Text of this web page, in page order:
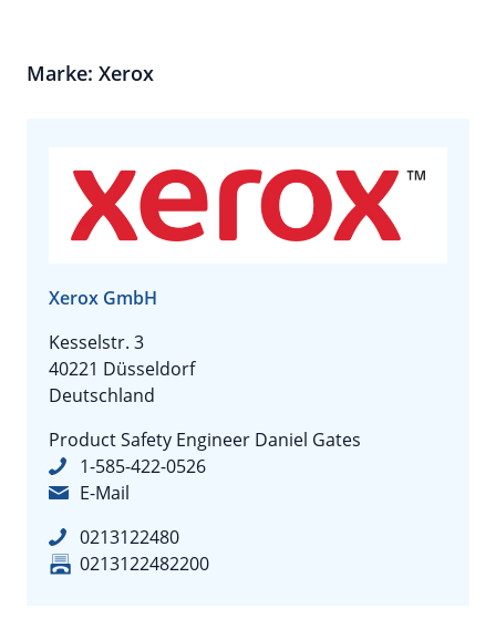
Marke: Xerox
Xerox GmbH
Kesselstr. 3
40221 Düsseldorf
Deutschland
Product Safety Engineer Daniel Gates
1-585-422-0526
E-Mail
0213122480
0213122482200